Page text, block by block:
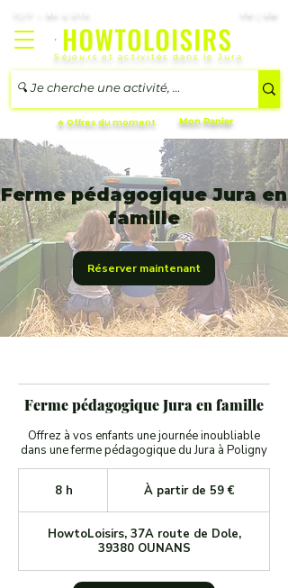
FR | EN
Séjours et activités dans le Jura
Mon Panier
🔥 Offres du moment
Ferme pédagogique Jura en
famille
Réserver maintenant
Ferme pédagogique Jura en famille
Offrez à vos enfants une journée inoubliable
dans une ferme pédagogique du Jura à Poligny
8 h
euros
À partir de 59 €
HowtoLoisirs, 37A route de Dole,
39380 OUNANS